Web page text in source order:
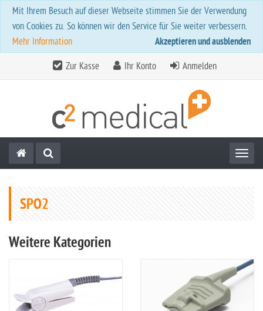
Mit Ihrem Besuch auf dieser Webseite stimmen Sie der Verwendung
von Cookies zu. So können wir den Service für Sie weiter verbessern.
Mehr Information
Akzeptieren und ausblenden
Zur Kasse Ihr Konto Anmelden
SPO2
Weitere Kategorien